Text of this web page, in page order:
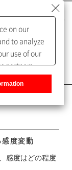
感度変動
感度はどの程度
on our
to analyze
use of our
partners,
partners.
on our